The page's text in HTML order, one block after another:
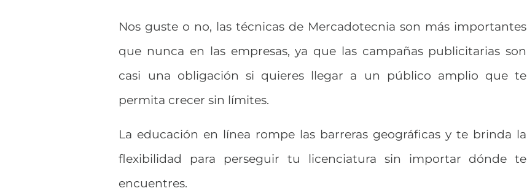
Nos guste o no, las técnicas de Mercadotecnia son más importantes
que nunca en las empresas, ya que las campañas publicitarias son
casi una obligación si quieres llegar a un público amplio que te
permita crecer sin límites.
La educación en línea rompe las barreras geográficas y te brinda la
flexibilidad para perseguir tu licenciatura sin importar dónde te
encuentres.